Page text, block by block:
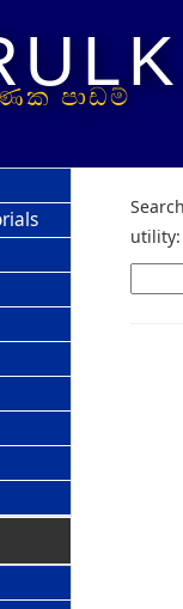
පාඩම්
utility: